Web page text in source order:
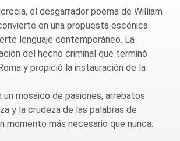
el desgarrador poema de William
en una propuesta escénica
lenguaje contemporáneo. La
del hecho criminal que terminó
y propició la instauración de la
un mosaico de pasiones, arrebatos
y la crudeza de las palabras de
momento más necesario que nunca.